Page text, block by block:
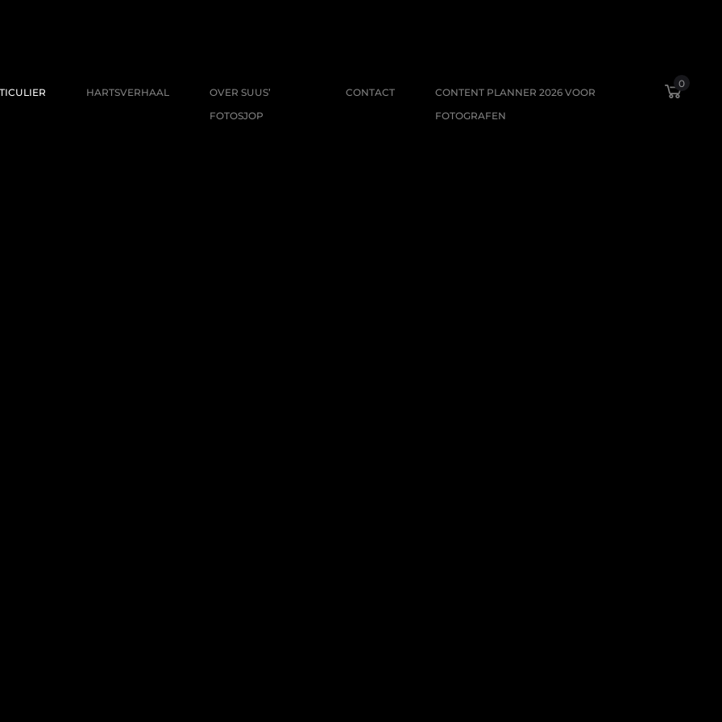
HARTSVERHAAL
OVER SUUS’
FOTOSJOP
CONTACT
CONTENT PLANNER 2026 VOOR
FOTOGRAFEN
0